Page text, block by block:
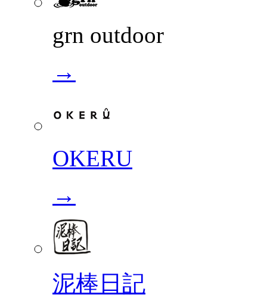
grn outdoor
→
OKERU
→
泥棒日記